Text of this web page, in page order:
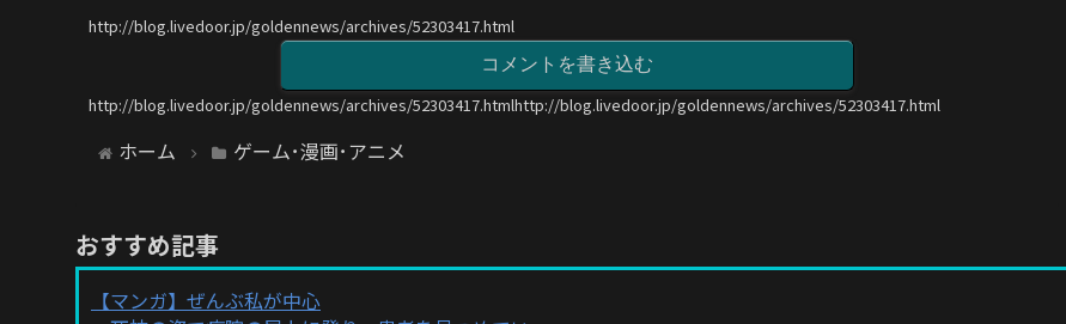
http://blog.livedoor.jp/goldennews/archives/52303417.html
コメントを書き込む
http://blog.livedoor.jp/goldennews/archives/52303417.htmlhttp://blog.livedoor.jp/goldennews/archives/52303417.html
ホーム ゲーム･漫画･アニメ
おすすめ記事
【マンガ】ぜんぶ私が中心